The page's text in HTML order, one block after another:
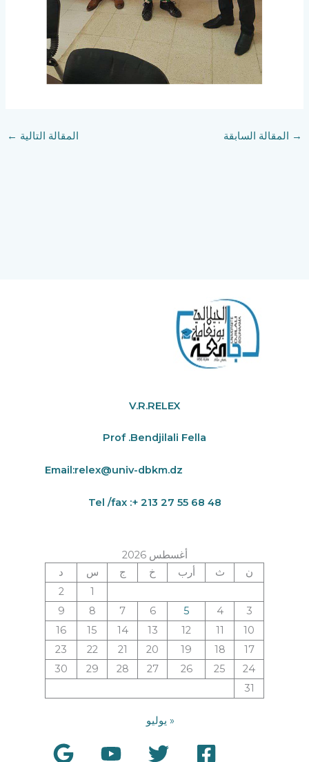
→ المقالة السابقة المقالة التالية ←
V.R.RELEX
Prof .Bendjilali Fella
Email:relex@univ-dbkm.dz
Tel /fax :+ 213 27 55 68 48
أغسطس 2026
ن
ث أرب خ ج س
د
1
2
3
4
5
6
7
8
9
10
11
12
13
14
15
16
17
18
19
20
21
22
23
24
25
26
27
28
29
30
31
« يوليو